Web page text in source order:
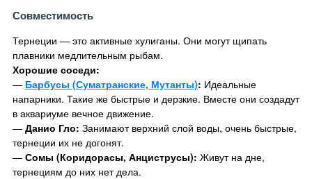
Совместимость
Тернеции — это активные хулиганы. Они могут щипать
плавники медлительным рыбам.
Хорошие соседи:
— Барбусы (Суматранские, Мутанты): Идеальные
напарники. Такие же быстрые и дерзкие. Вместе они создадут
в аквариуме вечное движение.
— Данио Гло: Занимают верхний слой воды, очень быстрые,
тернеции их не догонят.
— Сомы (Коридорасы, Анциструсы): Живут на дне,
тернециям до них нет дела.